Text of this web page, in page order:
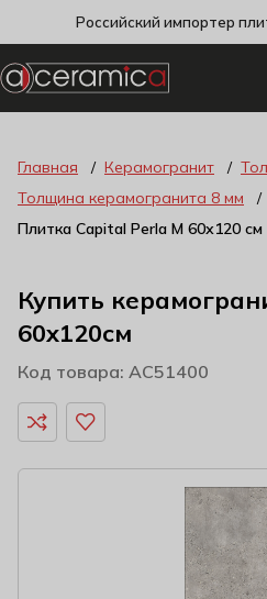
Российский импортер
Главная Керамогранит
Толщина керамогранита 8 мм
Плитка Capital Perla M 60х120 см
Купить
60x120см
Код товара: AC51400